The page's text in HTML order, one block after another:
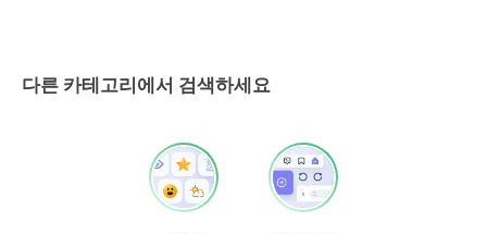
다른 카테고리에서 검색하세요